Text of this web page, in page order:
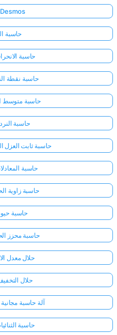
حاسبة Desmos
حاسبة
حاسبة
حاسبة نقطة
حاسبة متوسط
حاسبة
حاسبة ثابت العزل
حاسبة
حاسبة زاوية
حاسبة
حاسبة محزز
حلال معدل
حلال
آلة حاسبة مجانية
حاسبة